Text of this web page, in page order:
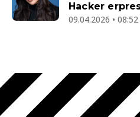
Hacker
09.04.2026 •